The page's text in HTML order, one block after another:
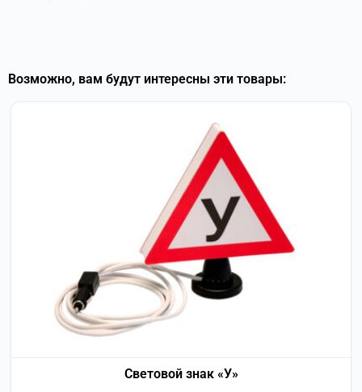
Возможно, вам будут интересны эти товары:
Световой знак «У»